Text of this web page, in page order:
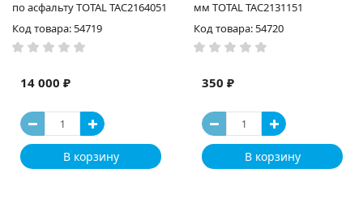
по асфальту TOTAL TAC2164051
Код товара: 54719
14 000 ₽
В корзину
мм TOTAL TAC2131151
Код товара: 54720
350 ₽
В корзину